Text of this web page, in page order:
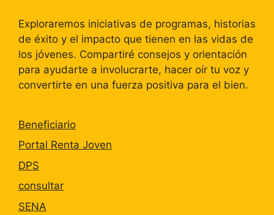
Exploraremos iniciativas de programas, historias
de éxito y el impacto que tienen en las vidas de
los jóvenes. Compartiré consejos y orientación
para ayudarte a involucrarte, hacer oír tu voz y
convertirte en una fuerza positiva para el bien.
Beneficiario
Portal Renta Joven
DPS
consultar
SENA